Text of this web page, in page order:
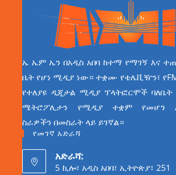
ኤ ኤም ኤን በአዲስ አበባ ከተማ የማገኝ እና
ቤት የሆነ ሚዲያ ነው። ተቋሙ የቴሌቪዥን፣
የተለያዩ ዲጂታል ሚዲያ ፕላትፎርሞች ባለቤት
ሜትሮፖሊታን የሚዲያ ተቋም የመሆን
ስራዎችን በመስራት ላይ ይገኛል።
የመገኛ አድራሻ
አድራሻ:
5 ኪሎ፣ አዲስ አበባ፣ ኢትዮጵያ፣ 251